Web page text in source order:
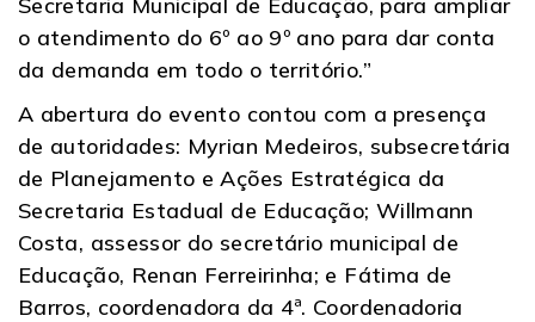
o atendimento do 6º ao 9º ano para dar conta
da demanda em todo o território.”
A abertura do evento contou com a presença
de autoridades: Myrian Medeiros, subsecretária
de Planejamento e Ações Estratégica da
Secretaria Estadual de Educação; Willmann
Costa, assessor do secretário municipal de
Educação, Renan Ferreirinha; e Fátima de
Barros, coordenadora da 4ª. Coordenadoria